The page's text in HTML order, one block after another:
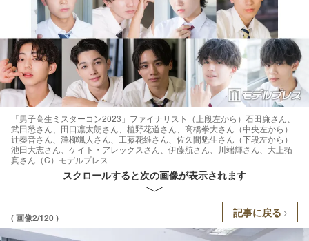
「男子高生ミスターコン2023」ファイナリスト（上段左から）石田廉さん、
武田愁さん、田口凛太朗さん、植野花道さん、高橋拳大さん（中央左から）
辻奏音さん、澤柳颯人さん、工藤花維さん、佐久間魁生さん（下段左から）
池田大志さん、ケイト・アレックスさん、伊藤航さん、川端輝さん、大上拓
真さん（C）モデルプレス
スクロールすると次の画像が表示されます
( 画像2/120 ) 記事に戻る